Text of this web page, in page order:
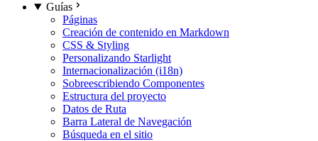
Guías
Páginas
Creación de contenido en Markdown
CSS & Styling
Personalizando Starlight
Internacionalización (i18n)
Sobreescribiendo Componentes
Estructura del proyecto
Datos de Ruta
Barra Lateral de Navegación
Búsqueda en el sitio